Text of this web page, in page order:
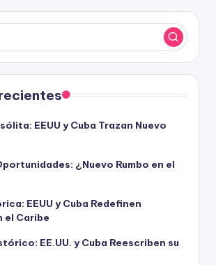
EEUU y Cuba Trazan Nuevo
¿Nuevo Rumbo en el
EEUU y Cuba Redefinen
el Caribe
EE.UU. y Cuba Reescriben su